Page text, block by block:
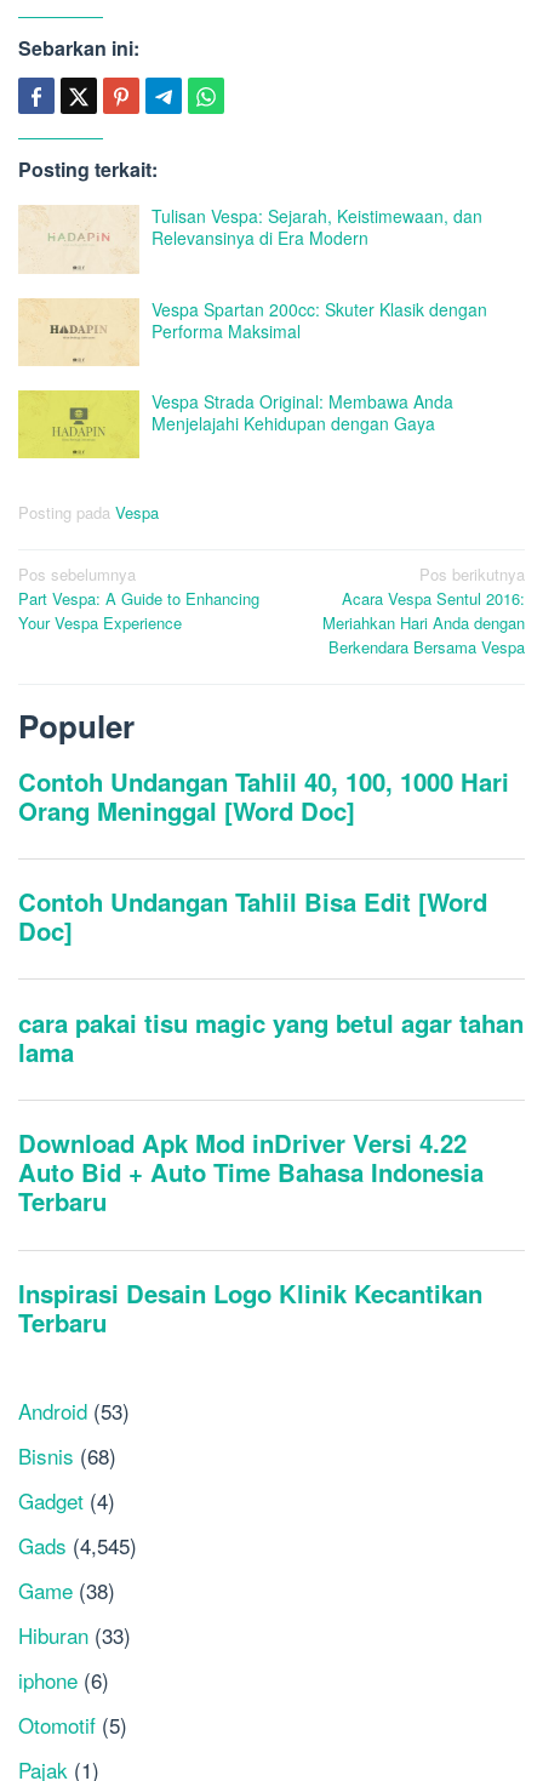
Sebarkan ini:
Posting terkait:
Tulisan Vespa: Sejarah, Keistimewaan, dan
Relevansinya di Era Modern
Vespa Spartan 200cc: Skuter Klasik dengan
Performa Maksimal
Vespa Strada Original: Membawa Anda
Menjelajahi Kehidupan dengan Gaya
Posting pada Vespa
Navigasi
pos
Pos sebelumnya
Part Vespa: A Guide to Enhancing
Your Vespa Experience
Pos berikutnya
Acara Vespa Sentul 2016:
Meriahkan Hari Anda dengan
Berkendara Bersama Vespa
Populer
Android (53)
Bisnis (68)
Gadget (4)
Gads (4,545)
Game (38)
Hiburan (33)
iphone (6)
Otomotif (5)
Pajak (1)